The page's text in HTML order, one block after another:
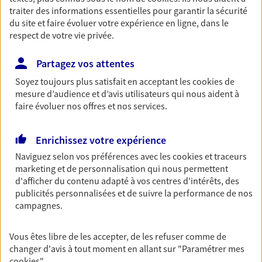
Nos expertises
Accompagner les
professionnels et les
Comme vous, nous sommes des indépendants. Nous
bâtissons ensemble des solutions cohérentes pour
protéger votre activité, vos collaborateurs... mais aussi
vous-même et votre famille.
Optimiser votre fiscalité
aidons à optimiser votre fiscalité. Ensemble, nous
trouvons des solutions : assurance retraite, assurance
traiter des informations essentielles pour garantir la sécurité
du site et faire évoluer votre expérience en ligne, dans le
respect de votre vie privée.
Partagez vos attentes
Soyez toujours plus satisfait en acceptant lescookiesde
mesure d’audience et d’avis utilisateurs qui nous aident à
faire évoluer nos offres et nos services.
Enrichissez votre expérience
Naviguez selon vos préférences avec lescookies et traceurs
marketing et de personnalisation qui nous permettent
d'afficher du contenu adapté à vos centres d'intérêts, des
publicités personnalisées et de suivre la performance de nos
campagnes.
Vous êtes libre de les accepter, de les refuser comme de
changer d'avis à tout moment en allant sur "Paramétrer mes